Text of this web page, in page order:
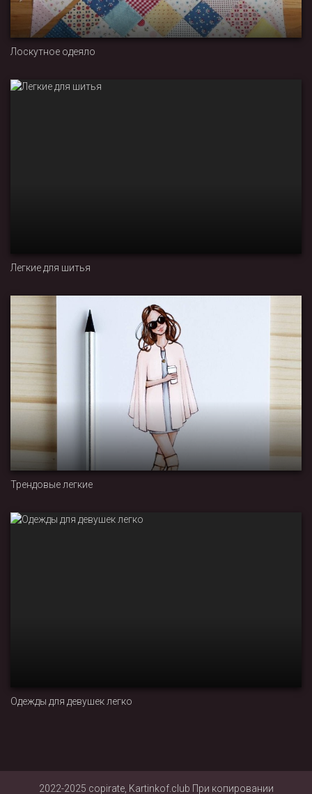
Лоскутное одеяло
Легкие для шитья
Трендовые легкие
Одежды для девушек легко
2022-2025 copirate, Kartinkof.club При копировании